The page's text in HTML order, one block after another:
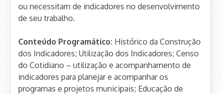
ou necessitam de indicadores no desenvolvimento
de seu trabalho.
Conteúdo Programático: Histórico da Construção
dos Indicadores; Utilização dos Indicadores; Censo
do Cotidiano – utilização e acompanhamento de
indicadores para planejar e acompanhar os
programas e projetos municipais; Educação de